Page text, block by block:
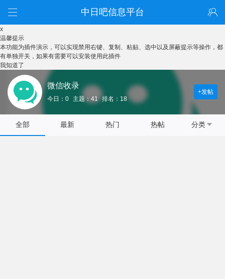
中日吧信息平台
x
温馨提示
本功能为插件演示，可以实现禁用右键、复制、粘贴、选中以及屏蔽提示等操作，都
有单独开关，如果有需要可以安装使用此插件
我知道了
微信收录
今日：0 主题：41 排名：18
+发帖
全部 最新 热门 热帖 分类